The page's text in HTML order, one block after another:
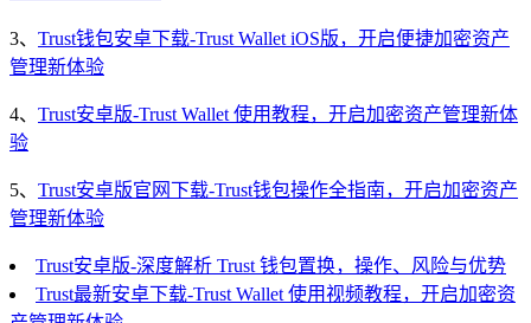
3、 Trust钱包安卓下载-Trust Wallet iOS版，开启便捷加密资产
管理新体验
4、 Trust安卓版-Trust Wallet 使用教程，开启加密资产管理新体
验
5、 Trust安卓版官网下载-Trust钱包操作全指南，开启加密资产
管理新体验
Trust安卓版-深度解析 Trust 钱包置换，操作、风险与优势
Trust最新安卓下载-Trust Wallet 使用视频教程，开启加密资